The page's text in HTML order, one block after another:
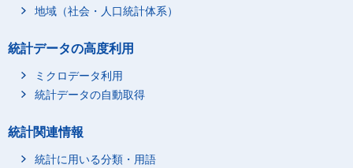
地域（社会・人口統計体系）
統計データの高度利用
ミクロデータ利用
統計データの自動取得
統計関連情報
統計に用いる分類・用語